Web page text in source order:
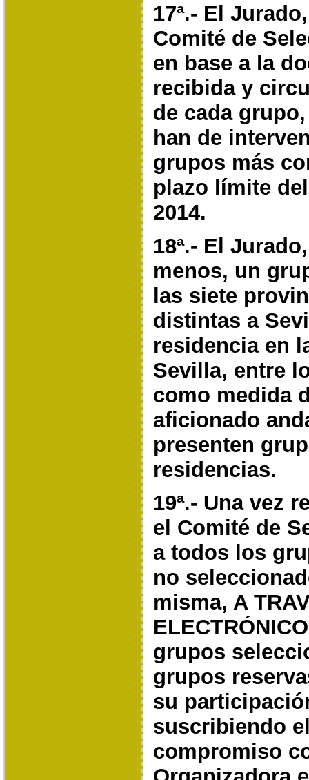
17ª.- El
Comité de
en base a la
recibida y
de cada
han de
grupos más
plazo límite
2014.
18ª.- El
menos, un
las siete
distintas a
residencia en
Sevilla, entre
como medida
aficionado
presenten
residencias.
19ª.- Una vez
el Comité de
a todos los
no
misma, A
grupos
grupos
su
suscribiendo
compromiso